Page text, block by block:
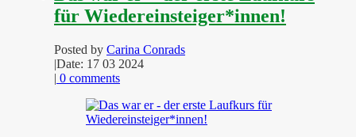
für Wiedereinsteiger*innen!
Posted by Carina Conrads
|Date: 17 03 2024
| 0 comments